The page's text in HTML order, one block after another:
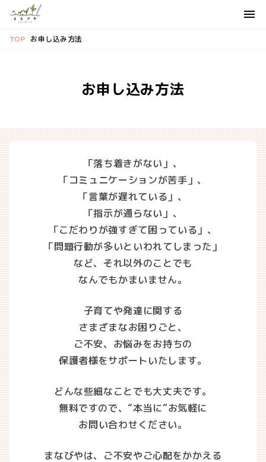
TOP お申し込み方法
お申し込み方法
「落ち着きがない」、
「コミュニケーションが苦手」、
「言葉が遅れている」、
「指示が通らない」、
「こだわりが強すぎて困っている」、
「問題行動が多いといわれてしまった」
など、 それ以外のことでも
なんでもかまいません。
子育てや発達に関する
さまざまなお困りごと、
ご不安、お悩みをお持ちの
保護者様をサポートいたします。
どんな些細なことでも大丈夫です。
無料ですので、“本当に”お気軽に
お問い合わせください。
まなびやは、ご不安やご心配をかかえる